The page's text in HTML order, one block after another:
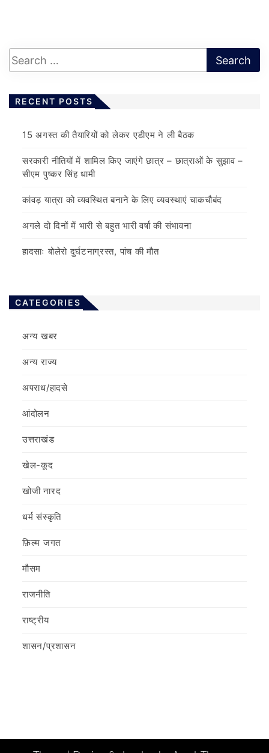
RECENT POSTS
15 अगस्त की तैयारियों को लेकर एडीएम ने ली बैठक
सरकारी नीतियों में शामिल किए जाएंगे छात्र – छात्राओं के सुझाव –
सीएम पुष्कर सिंह धामी
कांवड़ यात्रा को व्यवस्थित बनाने के लिए व्यवस्थाएं चाकचौबंद
अगले दो दिनों में भारी से बहुत भारी वर्षा की संभावना
हादसाः बोलेरो दुर्घटनाग्रस्त, पांच की मौत
CATEGORIES
अन्य खबर
अन्य राज्य
अपराध/हादसे
आंदोलन
उत्तराखंड
खेल-कूद
खोजी नारद
धर्म संस्कृति
फ़िल्‍म जगत
मौसम
राजनीति
राष्ट्रीय
शासन/प्रशासन